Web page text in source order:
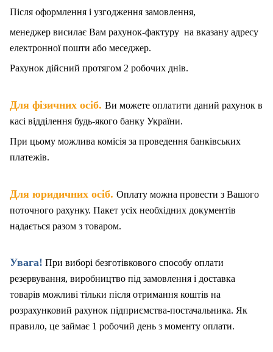
Після оформлення і узгодження замовлення,
менеджер висилає Вам рахунок-фактуру на вказану адресу
електронної пошти або меседжер.
Рахунок дійсний протягом 2 робочих днів.
Для фізичних осіб. Ви можете оплатити даний рахунок в
касі відділення будь-якого банку України.
При цьому можлива комісія за проведення банківських
платежів.
Для юридичних осіб. Оплату можна провести з Вашого
поточного рахунку. Пакет усіх необхідних документів
надається разом з товаром.
Увага! При виборі безготівкового способу оплати
резервування, виробництво під замовлення і доставка
товарів можливі тільки після отримання коштів на
розрахунковий рахунок підприємства-постачальника. Як
правило, це займає 1 робочий день з моменту оплати.